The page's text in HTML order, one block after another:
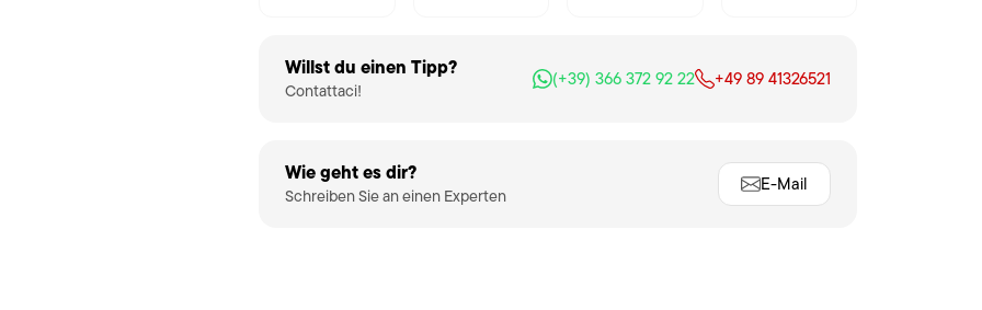
Willst du einen Tipp?
Contattaci!
(+39) 366 372 92 22 +49 89 41326521
Wie geht es dir?
Schreiben Sie an einen Experten
E-Mail